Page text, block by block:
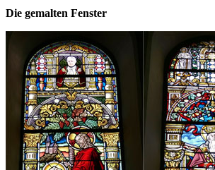
Die gemalten Fenster